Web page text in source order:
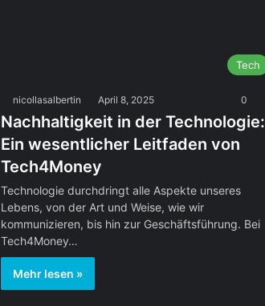
Tech
nicollasalbertin April 8, 2025 0
Nachhaltigkeit in der Technologie:
Ein wesentlicher Leitfaden von
Tech4Money
Technologie durchdringt alle Aspekte unseres
Lebens, von der Art und Weise, wie wir
kommunizieren, bis hin zur Geschäftsführung. Bei
Tech4Money…
Mehr lesen »